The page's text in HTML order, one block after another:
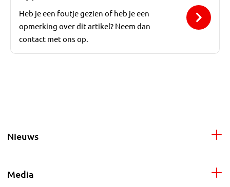
Heb je een foutje gezien of heb je een
opmerking over dit artikel? Neem dan
contact met ons op.
Nieuws
Media